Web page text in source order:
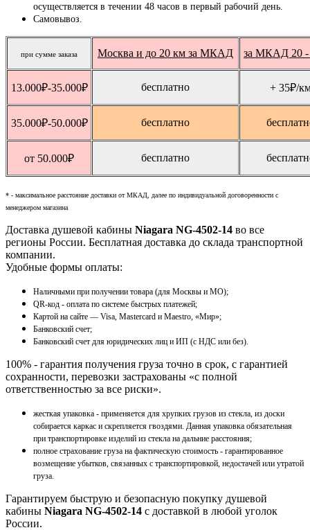
осуществляется в течении 48 часов в первый рабочий день.
Самовывоз.
при сумме заказа Москва и до 20 км за МКАД за МКАД 20 -
13.000₽-35.000₽ бесплатно + 35₽/
35.000₽-50.000₽ бесплатно
от 50.000₽ бесплатно
* - максимальное расстояние доставки от МКАД, далее по индивидуальной договоренности с
менеджером магазина
Доставка душевой кабины Niagara NG-4502-14 во все
регионы России. Бесплатная доставка до склада транспортной
компании.
Удобные формы оплаты:
Наличными при получении товара (для Москвы и МО);
QR-код - оплата по системе быстрых платежей;
Картой на сайте — Visa, Mastercard и Maestro, «Мир»;
Банковский счет;
Банковский счет для юридических лиц и ИП (с НДС или без).
100% - гарантия получения груза точно в срок, с гарантией
сохранности, перевозки застрахованы «с полной
ответственностью за все риски».
жесткая упаковка - применяется для хрупких грузов из стекла, из доски
собирается каркас и скрепляется гвоздями. Данная упаковка обязательная
при транспортировке изделий из стекла на дальние расстояния;
полное страхование груза на фактическую стоимость - гарантированное
возмещение убытков, связанных с транспортировкой, недостачей или утратой
груза.
Гарантируем быструю и безопасную покупку душевой
кабины Niagara NG-4502-14 с доставкой в любой уголок
России.